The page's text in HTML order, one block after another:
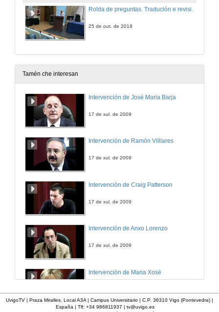
Rolda de preguntas. Tradución e revisión na Oficina de Interpretación do Idioma
25 de out. de 2018
Tamén che interesan
Intervención de José Maria Barja
17 de xul. de 2009
Intervención de Ramón Villlares
17 de xul. de 2009
Intervención de Craig Patterson
17 de xul. de 2009
Intervención de Anxo Lorenzo
17 de xul. de 2009
Intervención de Maria Xosé
UvigoTV | Praza Miralles. Local A3A | Campus Universitario | C.P. 36310 Vigo (Pontevedra) |
España | Tlf: +34 986811937 | tv@uvigo.es